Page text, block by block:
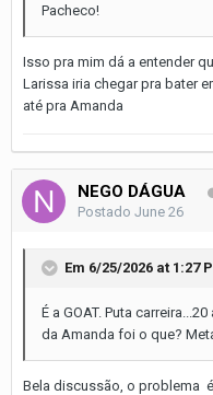
Pacheco!
Isso pra mim dá a entender
Larissa iria chegar pra bater
até pra Amanda
NEGO DÁGUA
Postado June 26
Em 6/25/2026 at 1:27
É a GOAT. Puta
da Amanda foi o que?
Bela discussão, o problema